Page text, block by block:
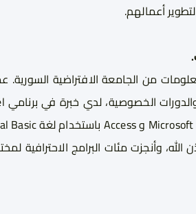
أعمالهم.
من الجامعة الافتراضية
الخصوصية، لدي خبرة في برنامي
Microsoft وAccess باستخدام لغةBasic
الله، وأنجزت مئات البرامج الاحترافية